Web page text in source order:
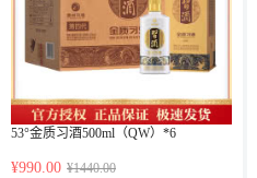
53°金质习酒500ml（QW）*6
¥990.00 ¥1440.00